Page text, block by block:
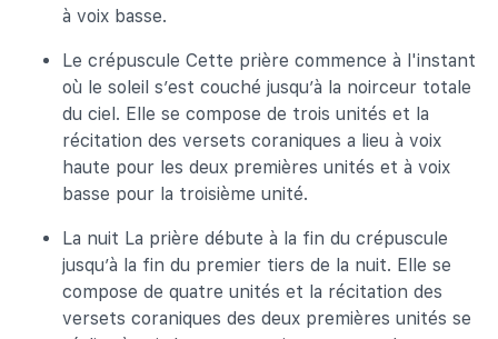
à voix basse.
Le crépuscule Cette prière commence à l'instant
où le soleil s’est couché jusqu’à la noirceur totale
du ciel. Elle se compose de trois unités et la
récitation des versets coraniques a lieu à voix
haute pour les deux premières unités et à voix
basse pour la troisième unité.
La nuit La prière débute à la fin du crépuscule
jusqu’à la fin du premier tiers de la nuit. Elle se
compose de quatre unités et la récitation des
versets coraniques des deux premières unités se